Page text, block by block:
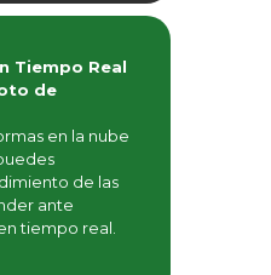
Tiempo Real
de
en la nube
de las
ante
tiempo real.